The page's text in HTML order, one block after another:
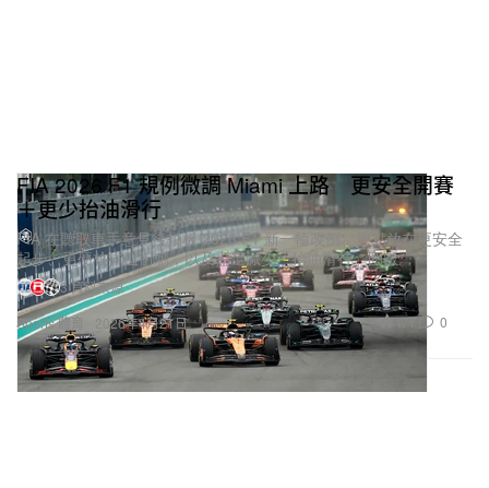
Sports 體育
FIA 2026 F1 規例微調 Miami 上路 更安全開賽
＋更少抬油滑行
FIA 在聽取車手意見後拍板 2026 F1 新一輪改例，重點放在更安全
起步、更硬核排位衝刺，以及盡量減少「抬油滑行」圈數。
3 資料來源
2026年4月21日
477 0